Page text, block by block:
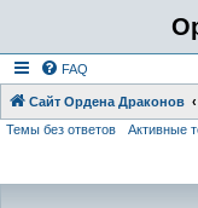
FAQ
Сайт Ордена Драконов
Темы без ответов Активные